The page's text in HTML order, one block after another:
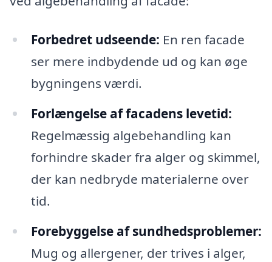
Forbedret udseende: En ren facade
ser mere indbydende ud og kan øge
bygningens værdi.
Forlængelse af facadens levetid:
Regelmæssig algebehandling kan
forhindre skader fra alger og skimmel,
der kan nedbryde materialerne over
tid.
Forebyggelse af sundhedsproblemer:
Mug og allergener, der trives i alger,